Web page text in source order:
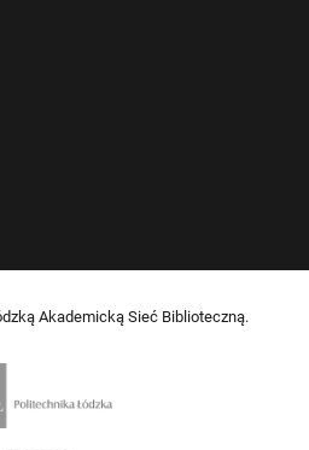
Akademicką Sieć Biblioteczną.